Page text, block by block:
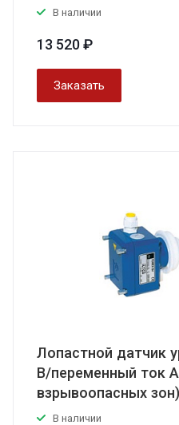
В наличии
13 520 ₽
Заказать
Лопастной датчик
В/переменный ток
взрывоопасных зон)
В наличии